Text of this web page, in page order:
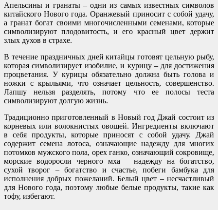
Апельсины и гранаты – одни из самых известных символов
китайского Нового года. Оранжевый приносит с собой удачу,
а гранат богат своими многочисленными семенами, которые
символизируют плодовитость, и его красный цвет держит
злых духов в страхе.
В течение праздничных дней китайцы готовят цельную рыбу,
которая символизирует изобилие, и курицу – для достижения
процветания. У курицы обязательно должна быть голова и
ножки с крыльями, что означает цельность, совершенство.
Лапшу нельзя разделять, потому что ее полосы теста
символизируют долгую жизнь.
Традиционно приготовленный в Новый год Джай состоит из
корневых или волокнистых овощей. Ингредиенты включают
в себя продукты, которые приносят с собой удачу. Джай
содержит семена лотоса, означающие надежду для многих
потомков мужского пола, орех ганко, означающий сокровище,
морские водоросли черного мха – надежду на богатство,
сухой творог – богатство и счастье, побеги бамбука для
исполнения добрых пожеланий. Белый цвет – несчастливый
для Нового года, поэтому любые белые продукты, такие как
тофу, избегают.